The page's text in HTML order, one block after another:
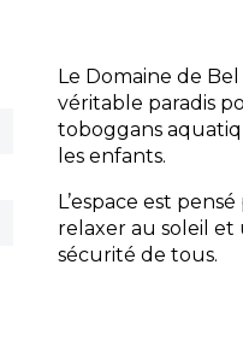
Le Domaine de
véritable paradis
toboggans
les enfants.
L’espace est
relaxer au soleil
sécurité de tous.